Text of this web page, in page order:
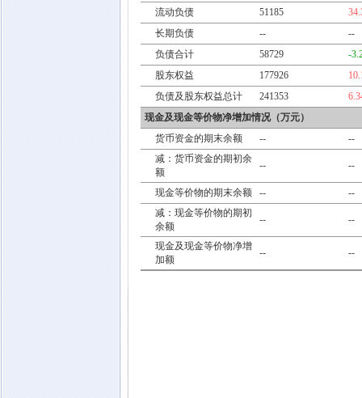
流动负债
51185
长期负债
--
--
负债合计
58729
-
股东权益
177926
负债及股东权益总计
241353
现金及现金等价物净增加情况（万元）
货币资金的期末余额
--
--
减：货币资金的期初余
额
-- --
现金等价物的期末余额 --
--
减：现金等价物的期初
余额
-- --
现金及现金等价物净增
加额
-- --